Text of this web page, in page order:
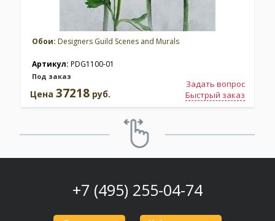
Обои: Designers Guild Scenes and Murals
Артикул: PDG1100-01
Под заказ
Задать вопрос
Быстрый заказ
Цена 37218 руб.
+7 (495) 255-04-74